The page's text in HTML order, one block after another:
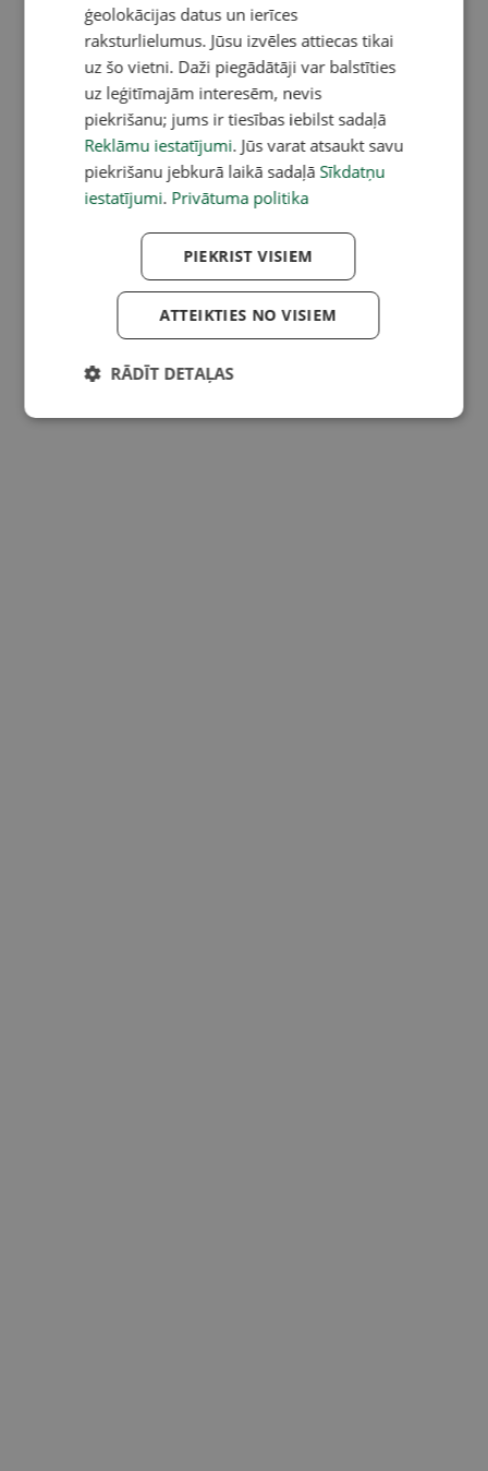
ģeolokācijas datus un ierīces
raksturlielumus. Jūsu izvēles attiecas tikai
uz šo vietni. Daži piegādātāji var balstīties
uz leģitīmajām interesēm, nevis
piekrišanu; jums ir tiesības iebilst sadaļā
Reklāmu iestatījumi. Jūs varat atsaukt savu
piekrišanu jebkurā laikā sadaļā Sīkdatņu
iestatījumi. Privātuma politika
PIEKRIST VISIEM
ATTEIKTIES NO VISIEM
RĀDĪT DETAĻAS